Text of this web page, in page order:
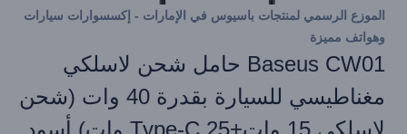
الموزع الرسمي لمنتجات باسيوس في الإمارات - إكسسوارات سيارات
وهواتف مميزة
Baseus CW01 حامل شحن لاسلكي
مغناطيسي للسيارة بقدرة 40 وات (شحن
لاسلكي 15 وات+Type-C 25 وات) أسود